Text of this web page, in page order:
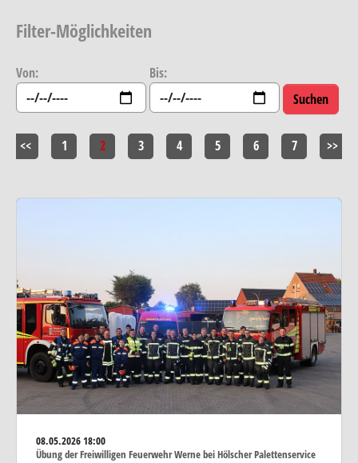
Filter-Möglichkeiten
Von: Bis:
<< 1 2 3 4 5 6 7 >>
08.05.202618:00
Übung der Freiwilligen Feuerwehr Werne bei Hölscher Palettenservice